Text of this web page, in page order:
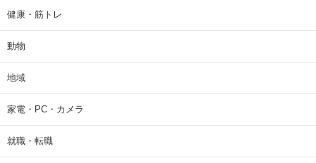
健康・筋トレ
動物
地域
家電・PC・カメラ
就職・転職